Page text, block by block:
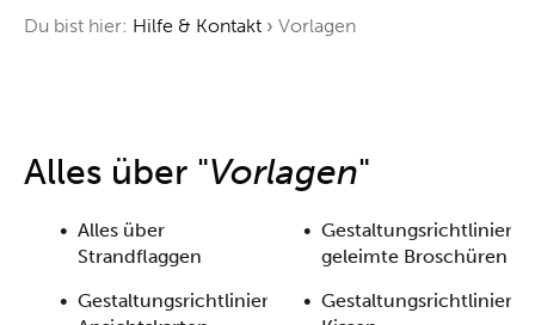
Du bist hier: Hilfe & Kontakt › Vorlagen
Alles über "Vorlagen"
Alles über
Strandflaggen
Gestaltungsrichtlinien
Gestaltungsrichtlinien
geleimte Broschüren
Gestaltungsrichtlinien